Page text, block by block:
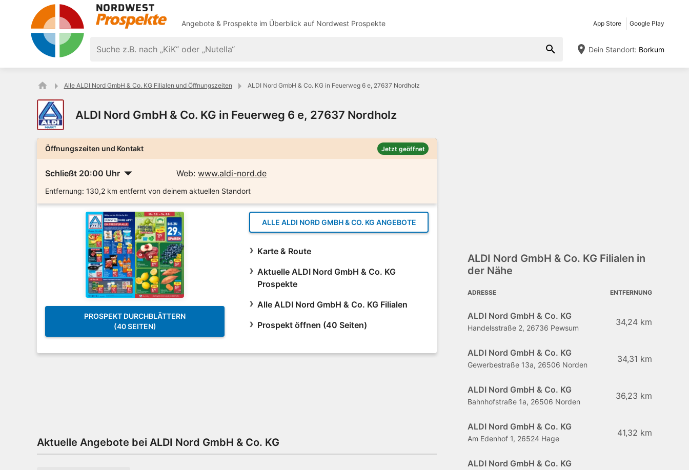
Angebote & Prospekte im Überblick auf Nordwest Prospekte App Store Google Play
Dein Standort: Borkum
Alle ALDI Nord GmbH & Co. KG Filialen und Öffnungszeiten ALDI Nord GmbH & Co. KG in Feuerweg 6 e, 27637 Nordholz
ALDI Nord GmbH & Co. KG in Feuerweg 6 e, 27637 Nordholz
Öffnungszeiten und Kontakt Jetzt geöffnet
Schließt 20:00 Uhr Web: www.aldi-nord.de
Entfernung: 130,2 km entfernt von deinem aktuellen Standort
PROSPEKT DURCHBLÄTTERN
(40 SEITEN)
ALLE ALDI NORD GMBH & CO. KG ANGEBOTE
Karte & Route
Aktuelle ALDI Nord GmbH & Co. KG
Prospekte
Alle ALDI Nord GmbH & Co. KG Filialen
Prospekt öffnen (40 Seiten)
Aktuelle Angebote bei ALDI Nord GmbH & Co. KG
ALDI Nord GmbH & Co. KG Filialen in
der Nähe
ADRESSE ENTFERNUNG
ALDI Nord GmbH & Co. KG
Handelsstraße 2, 26736 Pewsum
34,24 km
ALDI Nord GmbH & Co. KG
Gewerbestraße 13a, 26506 Norden
34,31 km
ALDI Nord GmbH & Co. KG
Bahnhofstraße 1a, 26506 Norden
36,23 km
ALDI Nord GmbH & Co. KG
Am Edenhof 1, 26524 Hage
41,32 km
ALDI Nord GmbH & Co. KG